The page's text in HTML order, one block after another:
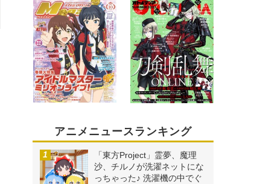
アニメニュースランキング
「東方Project」霊夢、魔理
沙、チルノが洗濯ネットにな
っちゃった♪ 洗濯機の中でぐ